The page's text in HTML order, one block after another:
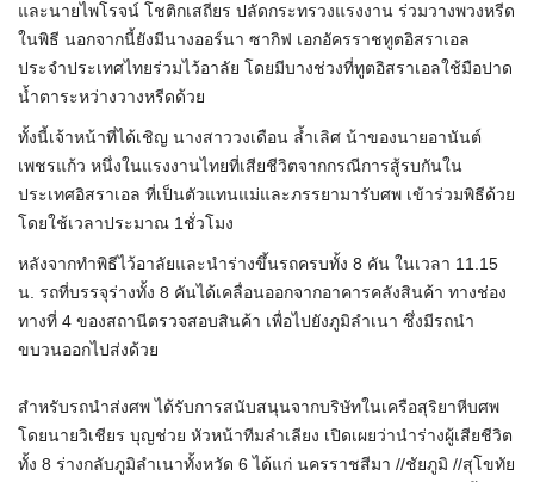
และนายไพโรจน์ โชติกเสถียร ปลัดกระทรวงแรงงาน ร่วมวางพวงหรีด
ในพิธี นอกจากนี้ยังมีนางออร์นา ซากิฟ เอกอัครราชทูตอิสราเอล
ประจำประเทศไทยร่วมไว้อาลัย โดยมีบางช่วงที่ทูตอิสราเอลใช้มือปาด
น้ำตาระหว่างวางหรีดด้วย
ทั้งนี้เจ้าหน้าที่ได้เชิญ นางสาววงเดือน ล้ำเลิศ น้าของนายอานันต์
เพชรแก้ว หนึ่งในแรงงานไทยที่เสียชีวิตจากกรณีการสู้รบกันใน
ประเทศอิสราเอล ที่เป็นตัวแทนแม่และภรรยามารับศพ เข้าร่วมพิธีด้วย
โดยใช้เวลาประมาณ 1ชั่วโมง
หลังจากทำพิธีไว้อาลัยและนำร่างขึ้นรถครบทั้ง 8 คัน ในเวลา 11.15
น. รถที่บรรจุร่างทั้ง 8 คันได้เคลื่อนออกจากอาคารคลังสินค้า ทางช่อง
ทางที่ 4 ของสถานีตรวจสอบสินค้า เพื่อไปยังภูมิลำเนา ซึ่งมีรถนำ
ขบวนออกไปส่งด้วย
สำหรับรถนำส่งศพ ได้รับการสนับสนุนจากบริษัทในเครือสุริยาหีบศพ
โดยนายวิเชียร บุญช่วย หัวหน้าทีมลำเลียง เปิดเผยว่านำร่างผู้เสียชีวิต
ทั้ง 8 ร่างกลับภูมิลำเนาทั้งหวัด 6 ได้แก่ นครราชสีมา //ชัยภูมิ //สุโขทัย